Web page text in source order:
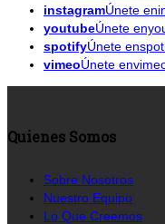
instagramÚnete
youtubeÚnete
spotifyÚnete
vimeoÚnete
Quienes Somos
Sobre Nosotros
Nuestro Equipo
Lo Que Creemos